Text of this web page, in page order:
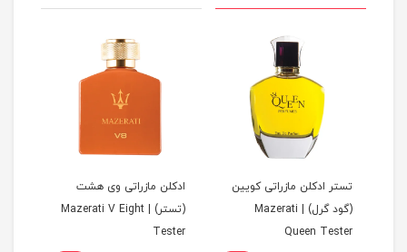
تستر ادکلن مازراتی کویین
(گود گرل) | Mazerati
Queen Tester
ادکلن مازراتی وی هشت
(تستر) | Mazerati V Eight
Tester